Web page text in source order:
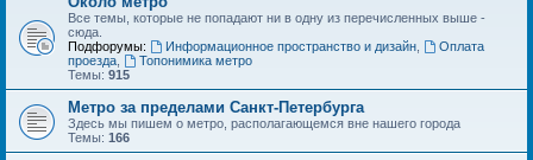
Все темы, которые не попадают ни в одну из перечисленных выше -
сюда.
Подфорумы:
Информационное пространство и дизайн,
Оплата
проезда
Топонимика метро
Темы: 915
Метро за пределами Санкт-Петербурга
Здесь мы пишем о метро, располагающемся вне нашего города
Темы: 166